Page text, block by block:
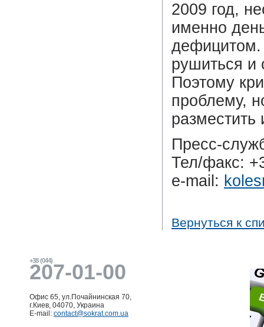
2009 год,
именно
дефицитом.
рушиться и
Поэтому
проблему,
разместить
Пресс-
Тел/факс:
e-mail:
Вернуться к
+38 (044)
207-01-00
Офис 65, ул.Почайнинская 70,
г.Киев, 04070, Украина
E-mail: contact@sokrat.com.ua